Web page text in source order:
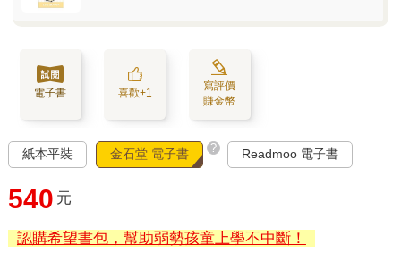
電子書 喜歡+1
寫評價
賺金幣
紙本平裝 金石堂 電子書 ? Readmoo 電子書
540 元
認購希望書包，幫助弱勢孩童上學不中斷！